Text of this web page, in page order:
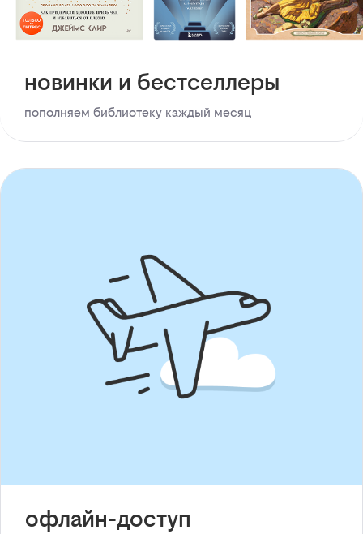
новинки и бестселлеры
пополняем библиотеку каждый месяц
офлайн-доступ